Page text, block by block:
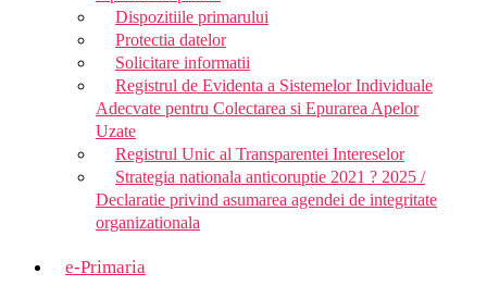
Dispozitiile primarului
Protectia datelor
Solicitare informatii
Registrul de Evidenta a Sistemelor Individuale
Adecvate pentru Colectarea si Epurarea Apelor
Uzate
Registrul Unic al Transparentei Intereselor
Strategia nationala anticoruptie 2021 ? 2025 /
Declaratie privind asumarea agendei de integritate
organizationala
e-Primaria